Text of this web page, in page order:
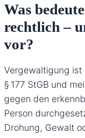
Was
rechtlich –
vor?
Vergewaltigung
§ 177 StGB und
gegen den
Person
Drohung, Gewalt